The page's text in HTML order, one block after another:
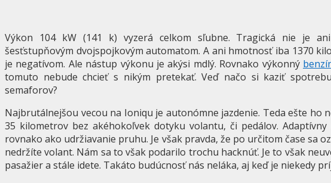
Výkon 104 kW (141 k) vyzerá celkom sľubne. Tragická nie je
šesťstupňovým dvojspojkovým automatom. A ani hmotnosť iba 1370
je negatívom. Ale nástup výkonu je akýsi mdlý. Rovnako výkonný
tomuto nebude chcieť s nikým pretekať. Veď načo si kaziť
semaforov?
Najbrutálnejšou vecou na Ioniqu je autonómne jazdenie. Teda ešte ho
35 kilometrov bez akéhokoľvek dotyku volantu, či pedálov.
rovnako ako udržiavanie pruhu. Je však pravda, že po určitom čase sa
nedržíte volant. Nám sa to však podarilo trochu hacknúť. Je to však
pasažier a stále idete. Takáto budúcnosť nás neláka, aj keď je niekedy